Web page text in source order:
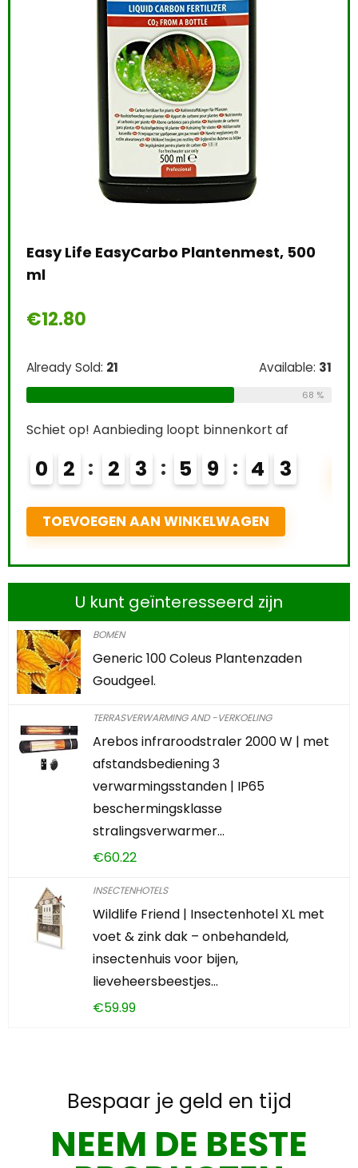
Easy Life EasyCarbo Plantenmest, 500
ml
€12.80
Already Sold: 21 Available: 31
68 %
Schiet op! Aanbieding loopt binnenkort af
0 2 2 3 5 9 4 2
TOEVOEGEN AAN WINKELWAGEN
U kunt geïnteresseerd zijn
BOMEN
Generic 100 Coleus Plantenzaden
Goudgeel.
TERRASVERWARMING AND -VERKOELING
Arebos infraroodstraler 2000 W | met
afstandsbediening 3
verwarmingsstanden | IP65
beschermingsklasse
stralingsverwarmer…
€60.22
INSECTENHOTELS
Wildlife Friend | Insectenhotel XL met
voet & zink dak – onbehandeld,
insectenhuis voor bijen,
lieveheersbeestjes…
€59.99
Bespaar je geld en tijd
NEEM DE BESTE